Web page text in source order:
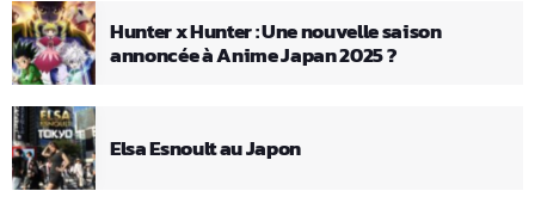
Hunter x Hunter : Une nouvelle saison
annoncée à Anime Japan 2025 ?
Elsa Esnoult au Japon